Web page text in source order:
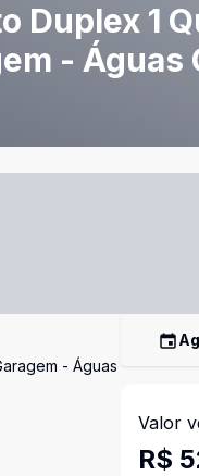
Duplex 1
- Águas
- Águas
Valor
R$